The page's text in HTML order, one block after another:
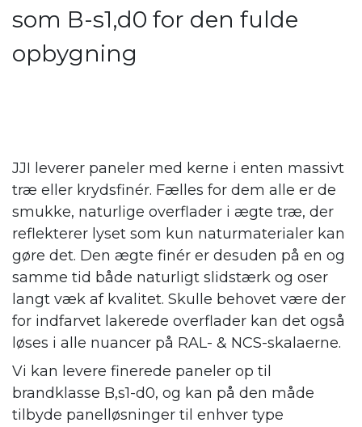
som B-s1,d0 for den fulde
opbygning
JJI leverer paneler med kerne i enten massivt
træ eller krydsfinér. Fælles for dem alle er de
smukke, naturlige overflader i ægte træ, der
reflekterer lyset som kun naturmaterialer kan
gøre det. Den ægte finér er desuden på en og
samme tid både naturligt slidstærk og oser
langt væk af kvalitet. Skulle behovet være der
for indfarvet lakerede overflader kan det også
løses i alle nuancer på RAL- & NCS-skalaerne.
Vi kan levere finerede paneler op til
brandklasse B,s1-d0, og kan på den måde
tilbyde panelløsninger til enhver type